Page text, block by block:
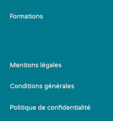
Formations
Mentions légales
Conditions générales
Politique de confidentialité